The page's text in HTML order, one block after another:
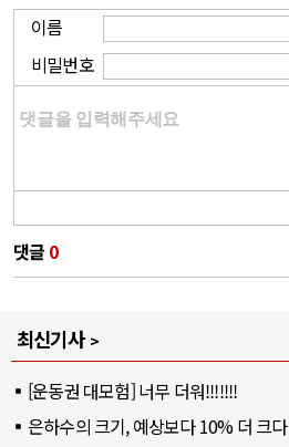
이름
비밀번호
댓글 0
최신기사
[운동권 대모험] 너무 더워!!!!!!!
은하수의 크기, 예상보다 10% 더 크다